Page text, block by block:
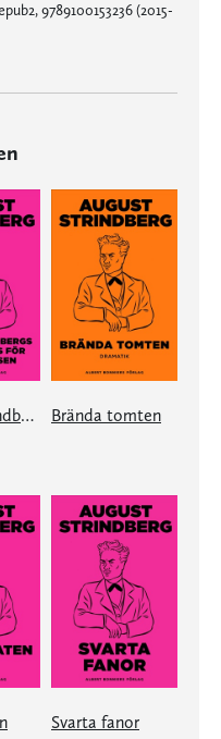
9789100153236 (2015-
August Strindbergs Lilla katekes för underklassen Brända tomten
Svarta fanor